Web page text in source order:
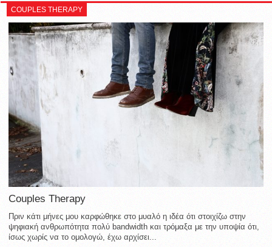
COUPLES THERAPY
Couples Therapy
Πριν κάτι μήνες μου καρφώθηκε στο μυαλό η ιδέα ότι στοιχίζω στην
ψηφιακή ανθρωπότητα πολύ bandwidth και τρόμαξα με την υποψία ότι,
ίσως χωρίς να το ομολογώ, έχω αρχίσει...